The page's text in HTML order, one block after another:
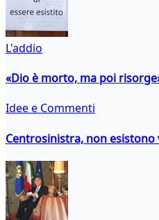
L'addio
«Dio è morto, ma poi
Idee e Commenti
Centrosinistra, non